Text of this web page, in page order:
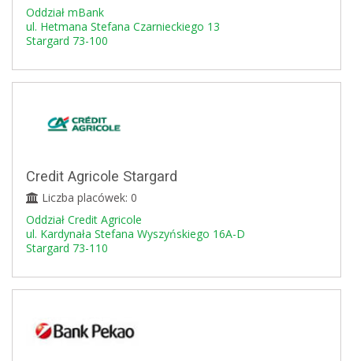
Oddział mBank
ul. Hetmana Stefana Czarnieckiego 13
Stargard 73-100
Credit Agricole Stargard
Liczba placówek: 0
Oddział Credit Agricole
ul. Kardynała Stefana Wyszyńskiego 16A-D
Stargard 73-110